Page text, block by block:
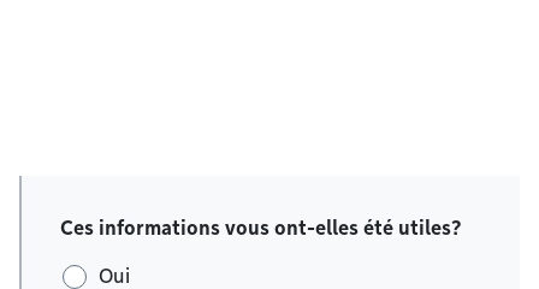
Ces informations vous ont-elles été utiles?
Oui